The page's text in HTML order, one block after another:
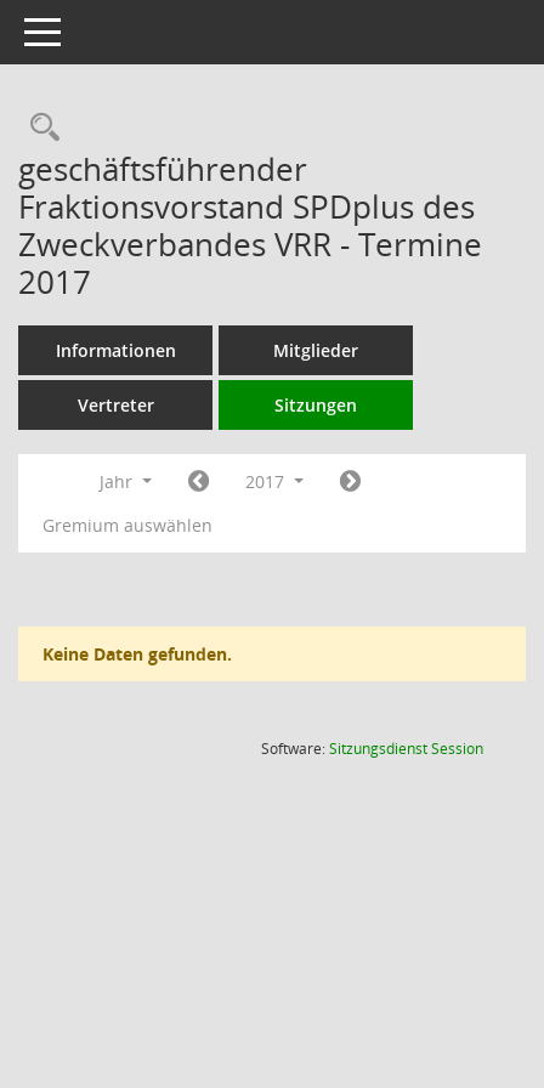
Toggle navigation
Rechercheauswahl
geschäftsführender
Fraktionsvorstand SPDplus des
Zweckverbandes VRR - Termine
2017
Informationen Mitglieder
Vertreter Sitzungen
Jahr
2017
Gremium auswählen
Keine Daten gefunden.
Software:SitzungsdienstSession(Wird in